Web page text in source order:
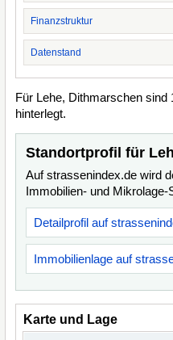
Finanzstruktur
Datenstand
Für Lehe, Dithmarschen sind
hinterlegt.
Standortprofil für
Auf strassenindex.de wird
Immobilien- und Mikrolage-
Detailprofil auf
Immobilienlage auf
Karte und Lage